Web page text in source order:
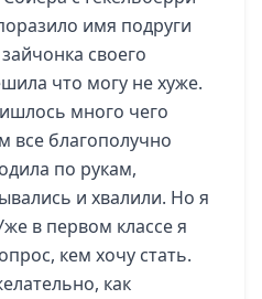
имя подруги
своего
что могу не хуже.
много чего
все благополучно
по рукам,
и хвалили. Но я
в первом классе я
кем хочу стать.
как